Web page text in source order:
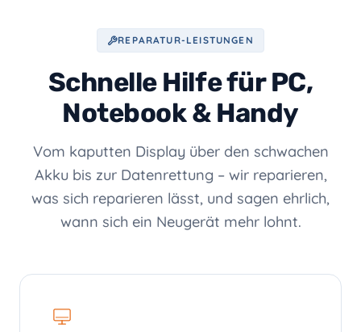
REPARATUR-LEISTUNGEN
Schnelle Hilfe für PC,
Notebook & Handy
Vom kaputten Display über den schwachen
Akku bis zur Datenrettung – wir reparieren,
was sich reparieren lässt, und sagen ehrlich,
wann sich ein Neugerät mehr lohnt.